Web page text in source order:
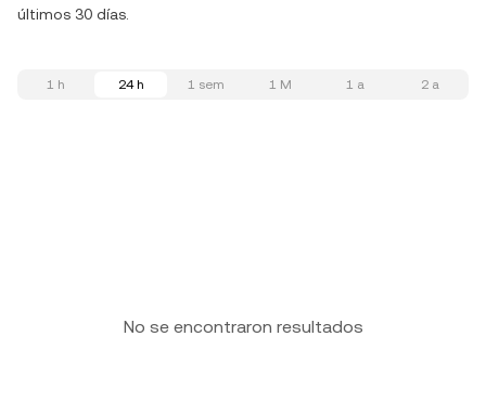
últimos 30 días.
1 h 24 h 1 sem 1 M 1 a 2 a
No se encontraron resultados